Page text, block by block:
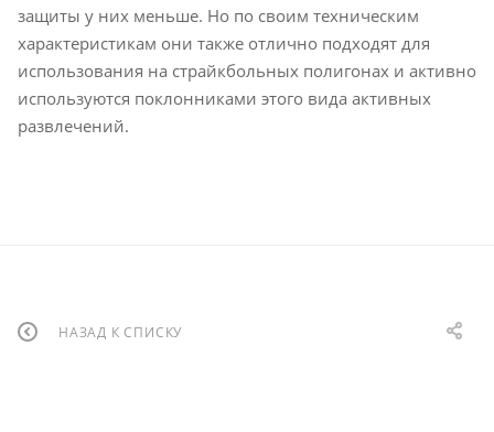
защиты у них меньше. Но по своим техническим
характеристикам они также отлично подходят для
использования на страйкбольных полигонах и активно
используются поклонниками этого вида активных
развлечений.
НАЗАД К СПИСКУ